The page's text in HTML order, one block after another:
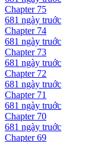
Chapter 75
681 ngày truớc
Chapter 74
681 ngày truớc
Chapter 73
681 ngày truớc
Chapter 72
681 ngày truớc
Chapter 71
681 ngày truớc
Chapter 70
681 ngày truớc
Chapter69